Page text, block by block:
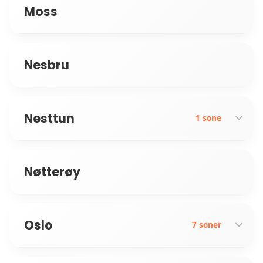
Moss
Nesbru
Nesttun 1 sone
Fana
Nøtterøy
Oslo 7 soner